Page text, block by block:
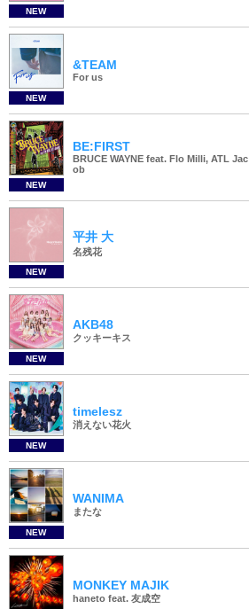
NEW
NEW
&TEAM
For us
NEW
BE:FIRST
BRUCE WAYNE feat. Flo Milli, ATL Jac
ob
NEW
平井 大
名残花
NEW
AKB48
クッキーキス
NEW
timelesz
消えない花火
NEW
WANIMA
またな
MONKEY MAJIK
haneto feat. 友成空